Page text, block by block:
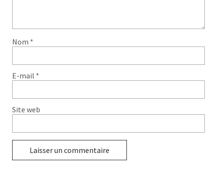
Nom *
E-mail *
Site web